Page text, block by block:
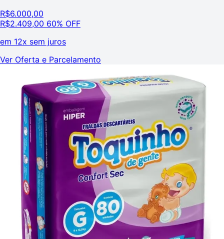
R$6.000,00
R$2.409,00 60% OFF
em 12x sem juros
Ver Oferta e Parcelamento